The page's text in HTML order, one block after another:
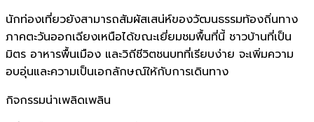
นักท่องเที่ยวยังสามารถสัมผัสเสน่ห์ของวัฒนธรรมท้องถิ่นทาง
ภาคตะวันออกเฉียงเหนือได้ขณะเยี่ยมชมพื้นที่นี้ ชาวบ้านที่เป็น
มิตร อาหารพื้นเมือง และวิถีชีวิตชนบทที่เรียบง่าย จะเพิ่มความ
อบอุ่นและความเป็นเอกลักษณ์ให้กับการเดินทาง
กิจกรรมน่าเพลิดเพลิน